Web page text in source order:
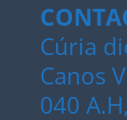
Cúria
Canos
040